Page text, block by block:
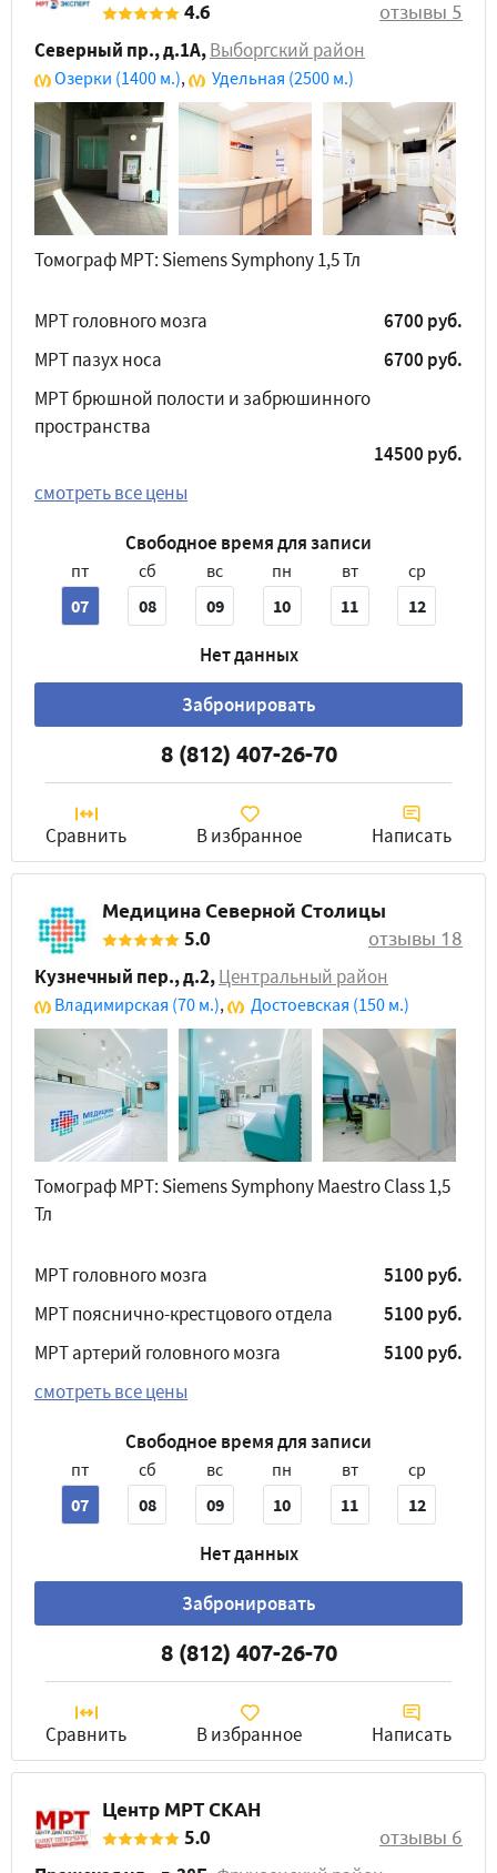
4.6
отзывы 5
Северный пр., д.1А,Выборгский район
Озерки (1400 м.), Удельная (2500 м.)
Томограф МРТ: Siemens Symphony 1,5 Тл
МРТ головного мозга
6700 руб.
МРТ пазух носа
6700 руб.
МРТ брюшной полости и забрюшинного
пространства
14500 руб.
смотреть все цены
Свободное время для записи
пт
07
сб
08
вс
09
пн
10
вт
11
ср
12
Нет данных
Забронировать
8 (812) 407-26-70
Сравнить В избранное Написать
Медицина Северной Столицы
5.0
отзывы 18
Кузнечный пер., д.2,Центральный район
Владимирская (70 м.), Достоевская (150 м.)
Томограф МРТ: Siemens Symphony Maestro Class 1,5
Тл
МРТ головного мозга
5100 руб.
МРТ пояснично-крестцового отдела
5100 руб.
МРТ артерий головного мозга
5100 руб.
смотреть все цены
Свободное время для записи
пт
07
сб
08
вс
09
пн
10
вт
11
ср
12
Нет данных
Забронировать
8 (812) 407-26-70
Сравнить В избранное Написать
Центр МРТ СКАН
5.0
отзывы 6